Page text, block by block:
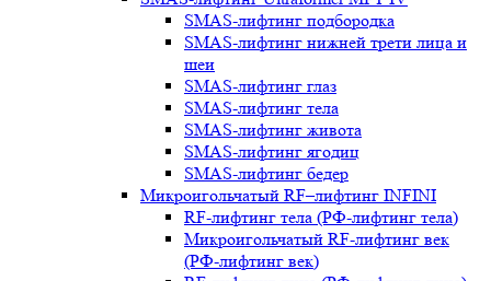
SMAS-лифтинг подбородка
SMAS-лифтинг нижней трети лица и
шеи
SMAS-лифтинг глаз
SMAS-лифтинг тела
SMAS-лифтинг живота
SMAS-лифтинг ягодиц
SMAS-лифтинг бедер
Микроигольчатый RF–лифтинг INFINI
RF-лифтинг тела (РФ-лифтинг тела)
Микроигольчатый RF-лифтинг век
(РФ-лифтинг век)